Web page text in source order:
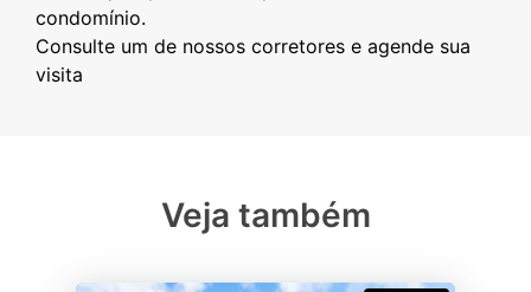
condomínio.
Consulte um de nossos corretores e agende sua
Veja também